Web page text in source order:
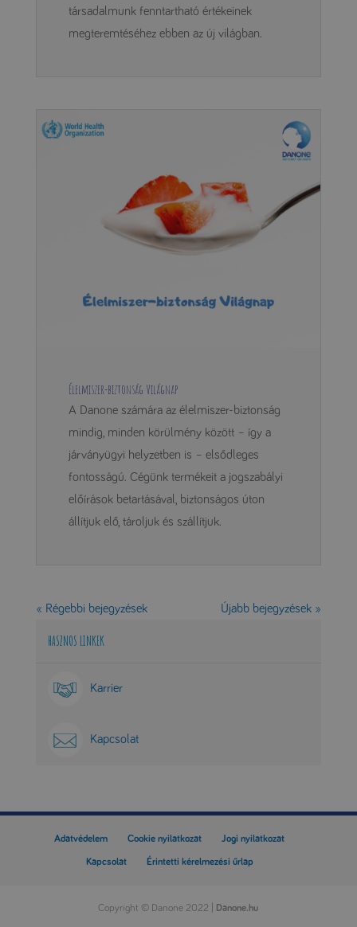
társadalmunk fenntartható értékeinek
megteremtéséhez ebben az új világban.
Élelmiszer-biztonság Világnap
A Danone számára az élelmiszer-biztonság
mindig, minden körülmény között – így a
járványügyi helyzetben is – elsődleges
fontosságú. Cégünk termékeit a jogszabályi
előírások betartásával, biztonságos úton
állítjuk elő, tároljuk és szállítjuk.
« Régebbi bejegyzések Újabb bejegyzések »
HASZNOS LINKEK
Karrier
Kapcsolat
Adatvédelem Cookie nyilatkozat Jogi nyilatkozat
Kapcsolat Érintetti kérelmezési űrlap
Copyright © Danone 2022 | Danone.hu